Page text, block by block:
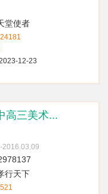
堂使者
12-23
高三美术...
2016.03.09
行天下